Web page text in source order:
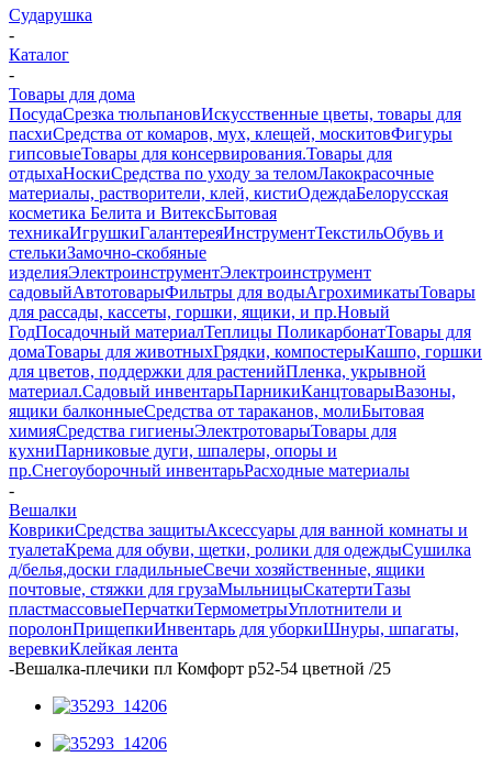
Сударушка
-
Каталог
-
Товары для дома
ПосудаСрезка тюльпановИскусственные цветы, товары для
пасхиСредства от комаров, мух, клещей, москитовФигуры
гипсовыеТовары для консервирования.Товары для
отдыхаНоскиСредства по уходу за теломЛакокрасочные
материалы, растворители, клей, кистиОдеждаБелорусская
косметика Белита и ВитексБытовая
техникаИгрушкиГалантереяИнструментТекстильОбувь и
стелькиЗамочно-скобяные
изделияЭлектроинструментЭлектроинструмент
садовыйАвтотоварыФильтры для водыАгрохимикатыТовары
для рассады, кассеты, горшки, ящики, и пр.Новый
ГодПосадочный материалТеплицы ПоликарбонатТовары для
домаТовары для животныхГрядки, компостерыКашпо, горшки
для цветов, поддержки для растенийПленка, укрывной
материал.Садовый инвентарьПарникиКанцтоварыВазоны,
ящики балконныеСредства от тараканов, молиБытовая
химияСредства гигиеныЭлектротоварыТовары для
кухниПарниковые дуги, шпалеры, опоры и
пр.Снегоуборочный инвентарьРасходные материалы
-
Вешалки
КоврикиСредства защитыАксессуары для ванной комнаты и
туалетаКрема для обуви, щетки, ролики для одеждыСушилка
д/белья,доски гладильныеСвечи хозяйственные, ящики
почтовые, стяжки для грузаМыльницыСкатертиТазы
пластмассовыеПерчаткиТермометрыУплотнители и
поролонПрищепкиИнвентарь для уборкиШнуры, шпагаты,
веревкиКлейкая лента
-Вешалка-плечики пл Комфорт р52-54 цветной /25